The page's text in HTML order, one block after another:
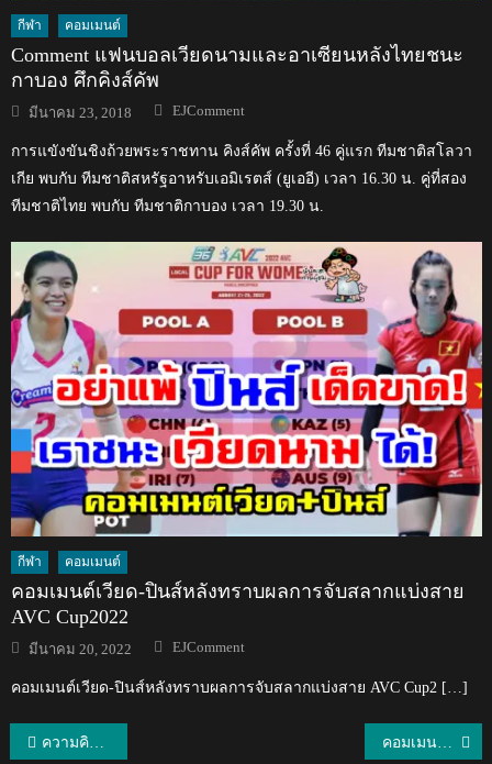
กีฬา คอมเมนต์
Comment แฟนบอลเวียดนามและอาเซียนหลังไทยชนะ
กาบอง ศึกคิงส์คัพ
Posted
on
มีนาคม 23, 2018 Author
EJComment
การแขังขันชิงถ้วยพระราชทาน คิงส์คัพ ครั้งที่ 46 คู่แรก ทีมชาติสโลวา
เกีย พบกับ ทีมชาติสหรัฐอาหรับเอมิเรตส์ (ยูเออี) เวลา 16.30 น. คู่ที่สอง
ทีมชาติไทย พบกับ ทีมชาติกาบอง เวลา 19.30 น.
กีฬา คอมเมนต์
คอมเมนต์เวียด-ปินส์หลังทราบผลการจับสลากแบ่งสาย
AVC Cup2022
Posted
on
มีนาคม 20, 2022 Author
EJComment
คอมเมนต์เวียด-ปินส์หลังทราบผลการจับสลากแบ่งสาย AVC Cup2 […]
แนะแนว
ความคิดเห็นชาวต่างชาติในวิดีโอที่ชื่อว่า “สิ่งที่คุณควรจะรู้ก่อนไปกรุงเทพฯ” คอมเมนต์ชาวมาเลเซียหลังมีการเตรียมเปิดแอปเปิ้ลสโตร์ที่ประเทศไทย